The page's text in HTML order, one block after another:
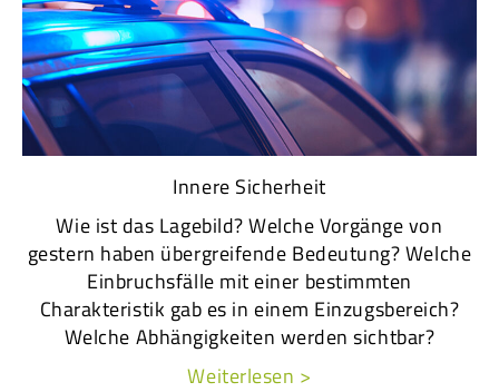
Innere Sicherheit
Wie ist das Lagebild? Welche Vorgänge von
gestern haben übergreifende Bedeutung? Welche
Einbruchsfälle mit einer bestimmten
Charakteristik gab es in einem Einzugsbereich?
Welche Abhängigkeiten werden sichtbar?
Weiterlesen >